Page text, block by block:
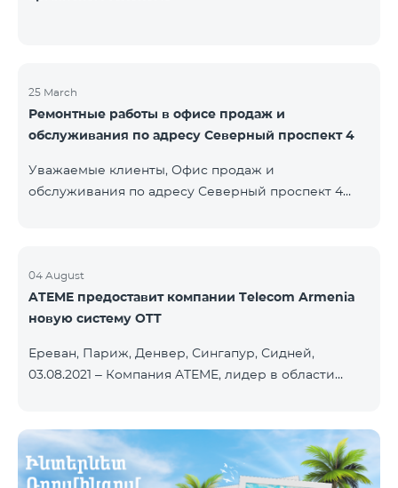
25 March
Ремонтные работы в офисе продаж и
обслуживания по адресу Северный проспект 4
Уважаемые клиенты, Офис продаж и
обслуживания по адресу Северный проспект 4
вопросам звоните по номеру 100 или можете
подойти в близлежайщие офисы: Амиряна 3 (Пон-
Воскр. 09:00-24:00) 900 м., 12 минут ходьбы Абовяна
Вы можете ознакомиться с адресами и рабочими
графиками всех офисов продаж и обсл
04 August
ATEME предоставит компании Telecom Armenia
новую систему OTT
Ереван, Париж, Денвер, Сингапур, Сидней,
03.08.2021 – Компания ATEME, лидер в области
заключении нового контракта с Telecom Armenia,
поставщиком услуг IPTV и OTT под брендом
Beeline, который запускает обновленный пакет